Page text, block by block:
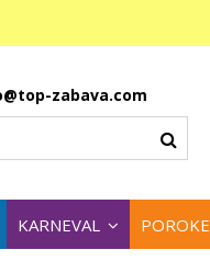
zabava.com
KARNEVAL POROKE